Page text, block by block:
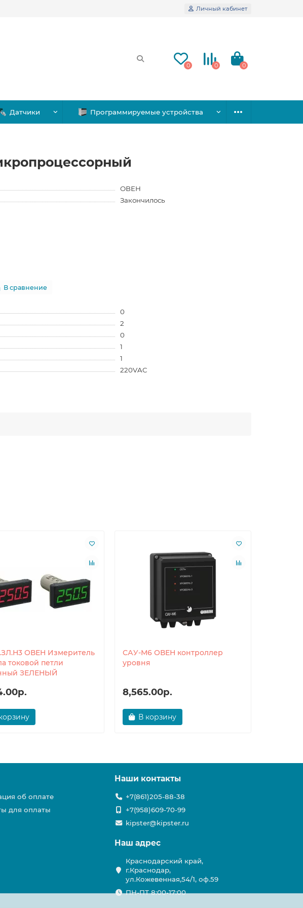
Личный кабинет
0 0 0
Датчики Программируемые устройства
ОВЕН
Закончилось
В сравнение
0
2
0
1
1
220VAC
ОВЕН Измеритель
токовой петли
ЗЕЛЕНЫЙ
САУ-М6 ОВЕН контроллер
уровня
8,565.00р.
В корзину
об оплате
для оплаты
Наши контакты
+7(861)205-88-38
+7(958)609-70-99
kipster@kipster.ru
Наш адрес
Краснодарский край,
г.Краснодар,
ул.Кожевенная,54/1, оф.59
ПН-ПТ 8:00-17:00